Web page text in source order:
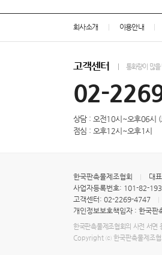
회사소개 이용안내
고객센터 통화량이 많을
02-
상담 : 오전10시~오후06시
점심 : 오후12시~오후1시
한국판촉물제조협회 대
사업자등록번호: 101-82-
고객센터: 02-2269-4747
개인정보보호책임자 : 한국
한국판촉물제조협회의 사전 서면
Copyright ⓒ 한국판촉물제조